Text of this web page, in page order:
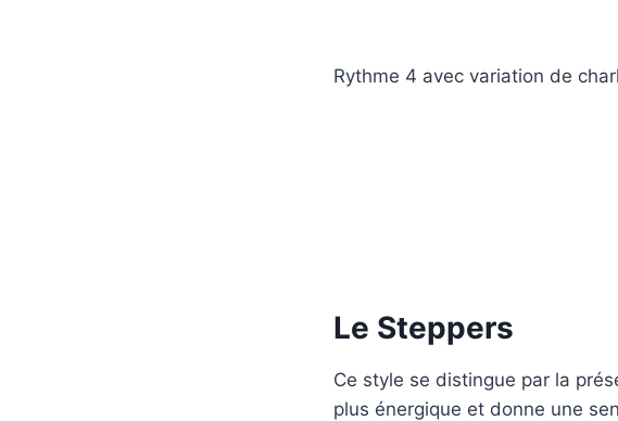
Rythme 4 avec variation de
Le Steppers
Ce style se distingue par la
plus énergique et donne une